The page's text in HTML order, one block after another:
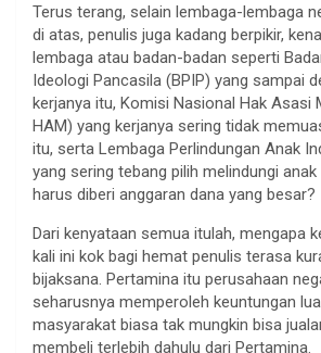
Terus terang, selain lembaga-lembaga
di atas, penulis juga kadang berpikir,
lembaga atau badan-badan seperti
Ideologi Pancasila (BPIP) yang sampai
kerjanya itu, Komisi Nasional Hak Asasi
HAM) yang kerjanya sering tidak
itu, serta Lembaga Perlindungan Anak
yang sering tebang pilih melindungi
harus diberi anggaran dana yang besar?
Dari kenyataan semua itulah, mengapa
kali ini kok bagi hemat penulis terasa
bijaksana. Pertamina itu perusahaan
seharusnya memperoleh keuntungan
masyarakat biasa tak mungkin bisa
membeli terlebih dahulu dari Pertamina.